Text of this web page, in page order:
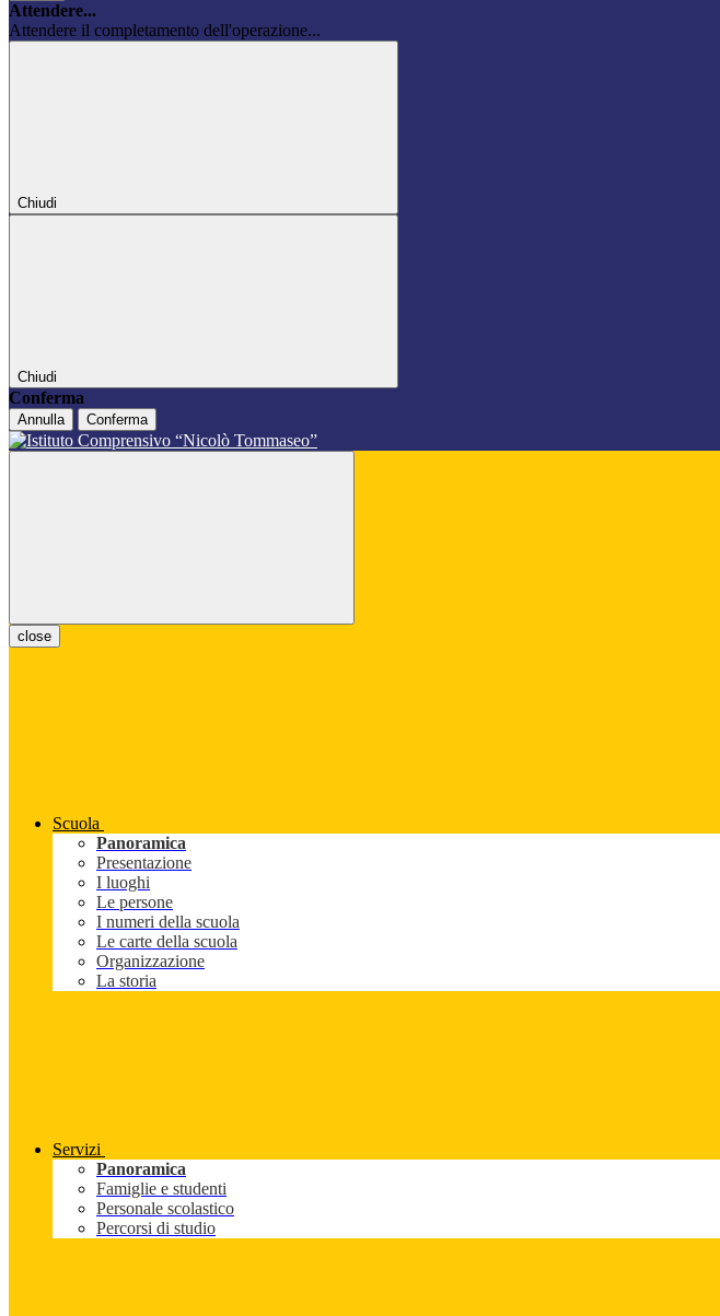
Attendere...
Attendere il completamento dell'operazione...
Chiudi
Chiudi
Conferma
Annulla Conferma
close
Scuola
Panoramica
Presentazione
I luoghi
Le persone
I numeri della scuola
Le carte della scuola
Organizzazione
La storia
Servizi
Panoramica
Famiglie e studenti
Personale scolastico
Percorsi di studio